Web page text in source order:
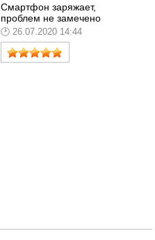
Смартфон заряжает,
проблем не замечено
26.07.2020 14:44